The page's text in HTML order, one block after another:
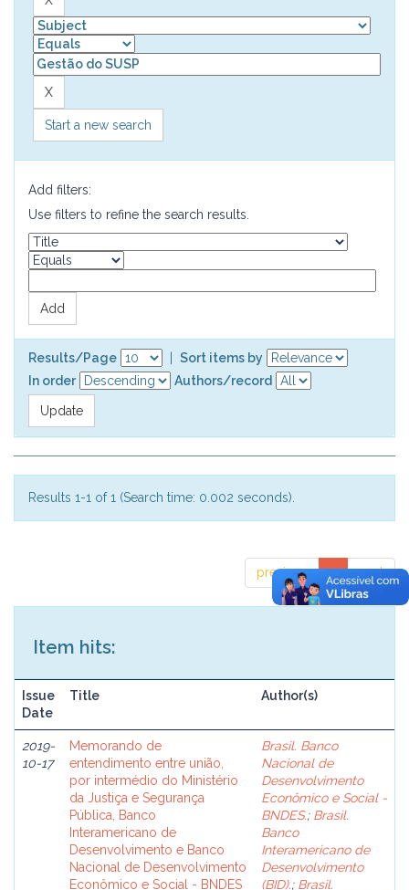
Start a new search
Add filters:
Use filters to refine the search results.
Results/Page
Sort items by
In order
Authors/record
Results 1-1 of 1 (Search time: 0.002 seconds).
previous 1 next
Item hits:
Issue
Date
Title Author(s)
2019-
10-17
Memorando de
entendimento entre união,
por intermédio do Ministério
da Justiça e Segurança
Pública, Banco
Interamericano de
Desenvolvimento e Banco
Nacional de Desenvolvimento
Econômico e Social - BNDES
Brasil. Banco
Nacional de
Desenvolvimento
Econômico e Social -
BNDES.; Brasil.
Banco
Interamericano de
Desenvolvimento
(BID).; Brasil.